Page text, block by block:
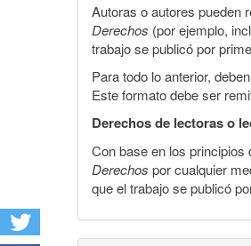
Autoras o autores pueden
Derechos (por ejemplo,
trabajo se publicó por
Para todo lo anterior,
Este formato debe ser
Derechos de lectoras o
Con base en los
Derechos por cualquier
que el trabajo se publicó